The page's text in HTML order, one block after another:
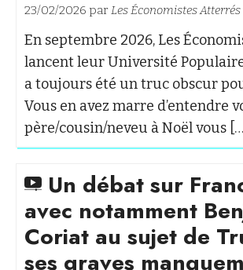
23/02/2026 parLes Économistes Atterrés
En septembre 2026, Les
lancent leur Université
a toujours été un truc obscur
Vous en avez marre d’entendre
père/cousin/neveu à Noël vous […]
Un débat sur
avec notamment
Coriat au sujet de
ses graves